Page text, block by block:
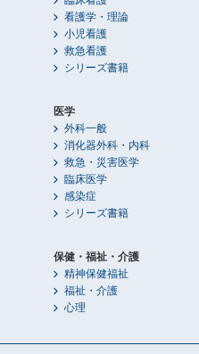
看護学・理論
小児看護
救急看護
シリーズ書籍
医学
外科一般
消化器外科・内科
救急・災害医学
臨床医学
感染症
シリーズ書籍
保健・福祉・介護
精神保健福祉
福祉・介護
心理